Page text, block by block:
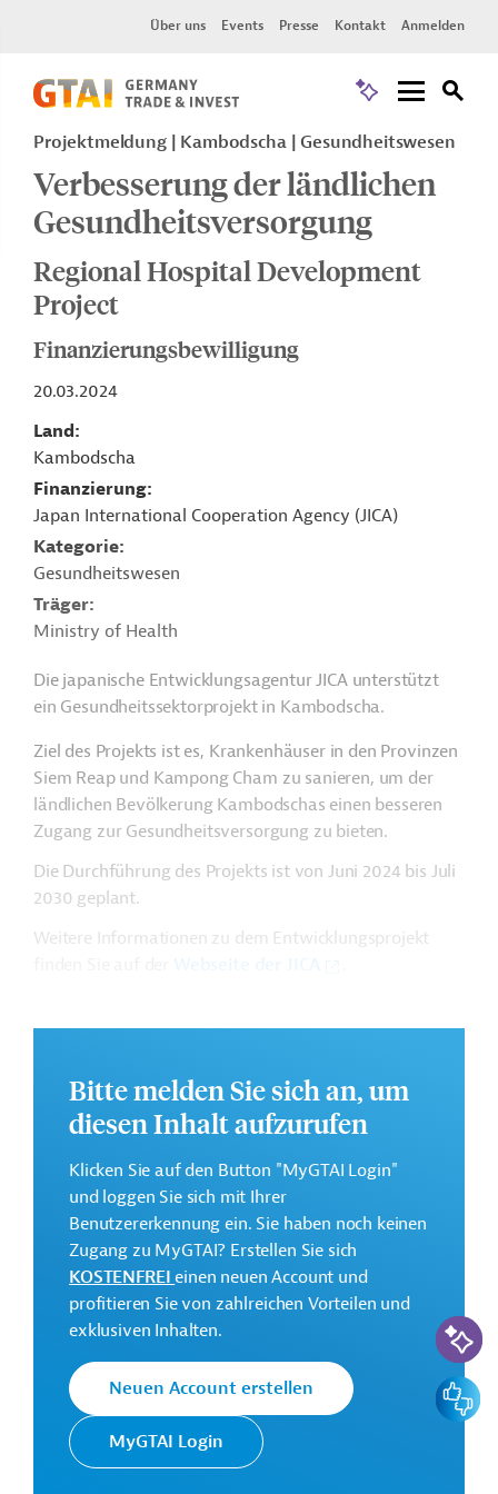
Über uns Events Presse Kontakt Anmelden
Projektmeldung Kambodscha Gesundheitswesen
Verbesserung der ländlichen
Gesundheitsversorgung
Regional Hospital Development
Project
Finanzierungsbewilligung
20.03.2024
Land
Kambodscha
Finanzierung
Japan International Cooperation Agency (JICA)
Kategorie
Gesundheitswesen
Träger
Ministry of Health
Die japanische Entwicklungsagentur JICA unterstützt
ein Gesundheitssektorprojekt in Kambodscha.
Ziel des Projekts ist es, Krankenhäuser in den Provinzen
Siem Reap und Kampong Cham zu sanieren, um der
ländlichen Bevölkerung Kambodschas einen besseren
Zugang zur Gesundheitsversorgung zu bieten.
Die Durchführung des Projekts ist von Juni 2024 bis Juli
2030 geplant.
Weitere Informationen zu dem Entwicklungsprojekt
Kontaktadressen
Japanische
Entwicklungsagentur
(JICA)
Zusammenarbeit (FZ) Japans
Entwicklungsländern und die
Förderung der
internationalen
Zusammenarbeit.
Bitte melden Sie sich an, um
diesen Inhalt aufzurufen
Klicken Sie auf den Button "MyGTAI Login"
und loggen Sie sich mit Ihrer
Benutzererkennung ein. Sie haben noch keinen
Zugang zu MyGTAI? Erstellen Sie sich
KOSTENFREIeinen neuen Account und
profitieren Sie von zahlreichen Vorteilen und
exklusiven Inhalten.
Neuen Account erstellen
MyGTAI Login
KI-